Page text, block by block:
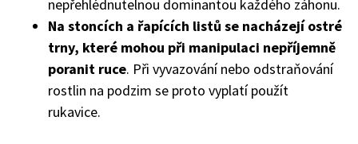
nepřehlédnutelnou dominantou každého záhonu.
Na stoncích a řapících listů se nacházejí ostré
trny, které mohou při manipulaci nepříjemně
poranit ruce. Při vyvazování nebo odstraňování
rostlin na podzim se proto vyplatí použít
rukavice.